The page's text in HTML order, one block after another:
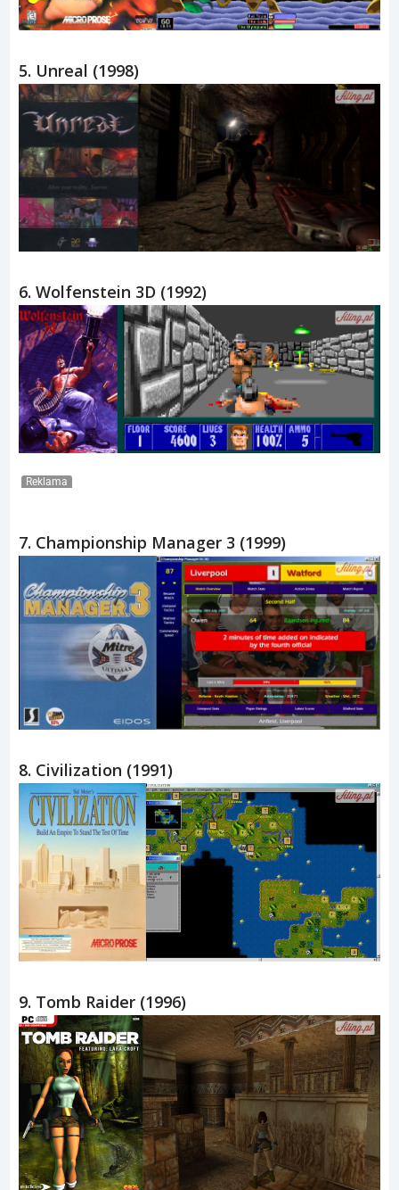
5. Unreal (1998)
6. Wolfenstein 3D (1992)
Reklama
7. Championship Manager 3 (1999)
8. Civilization (1991)
9. Tomb Raider (1996)